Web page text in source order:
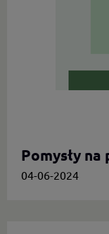
Pomysły
04-06-2024